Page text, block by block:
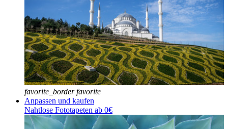
favorite_border favorite
Anpassen und kaufen
Nahtlose Fototapeten ab 0€